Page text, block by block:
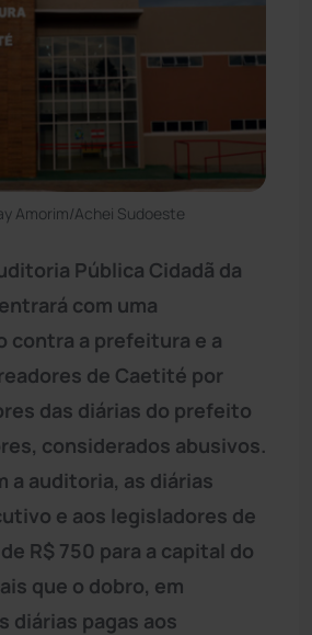
Amorim/Achei Sudoeste
Pública Cidadã da
com uma
contra a prefeitura e a
de Caetité por
das diárias do prefeito
considerados abusivos.
a auditoria, as diárias
e aos legisladores de
R$ 750 para a capital do
que o dobro, em
diárias pagas aos